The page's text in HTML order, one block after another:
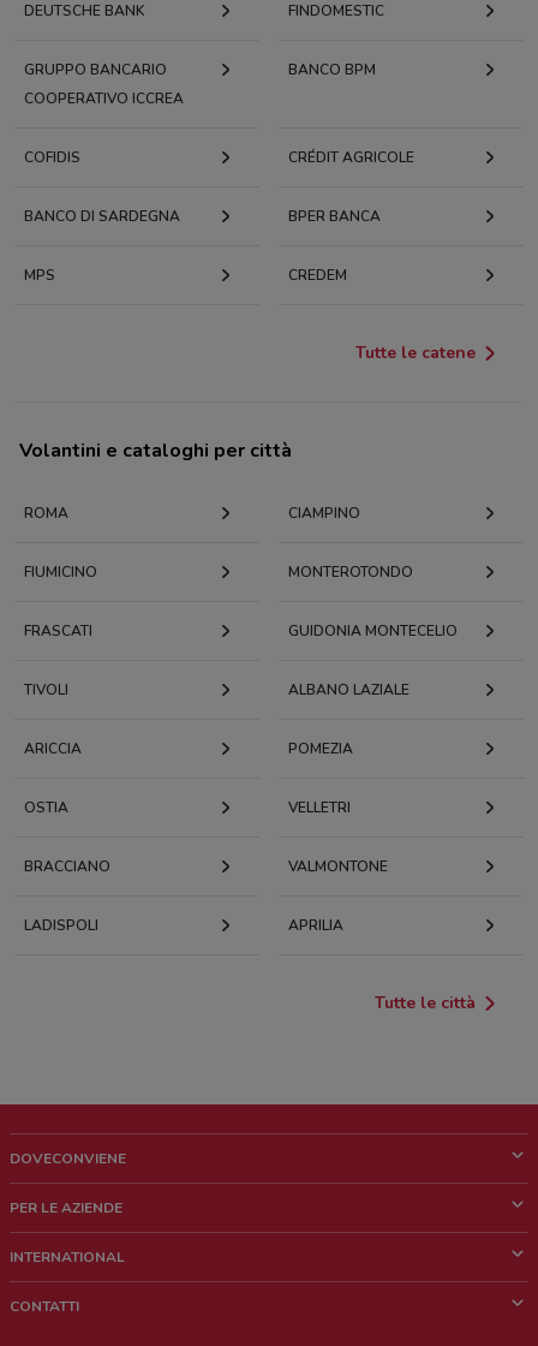
DEUTSCHE BANK FINDOMESTIC
GRUPPO BANCARIO
COOPERATIVO ICCREA
BANCO BPM
COFIDIS CRÉDIT AGRICOLE
BANCO DI SARDEGNA BPER BANCA
MPS CREDEM
Tutte le catene
Volantini e cataloghi per città
ROMA CIAMPINO
FIUMICINO MONTEROTONDO
FRASCATI GUIDONIA MONTECELIO
TIVOLI ALBANO LAZIALE
ARICCIA POMEZIA
OSTIA VELLETRI
BRACCIANO VALMONTONE
LADISPOLI APRILIA
Tutte le città
DOVECONVIENE
Chi siamo
Lavora con noi
PER LE AZIENDE
Richieste commerciali e marketing
INTERNATIONAL
CONTATTI